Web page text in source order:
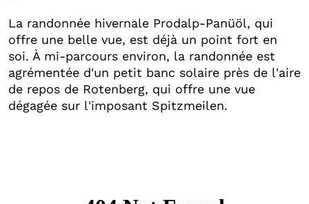
La randonnée hivernale Prodalp-Panüöl, qui
offre une belle vue, est déjà un point fort en
soi. À mi-parcours environ, la randonnée est
agrémentée d'un petit banc solaire près de l'aire
de repos de Rotenberg, qui offre une vue
dégagée sur l'imposant Spitzmeilen.